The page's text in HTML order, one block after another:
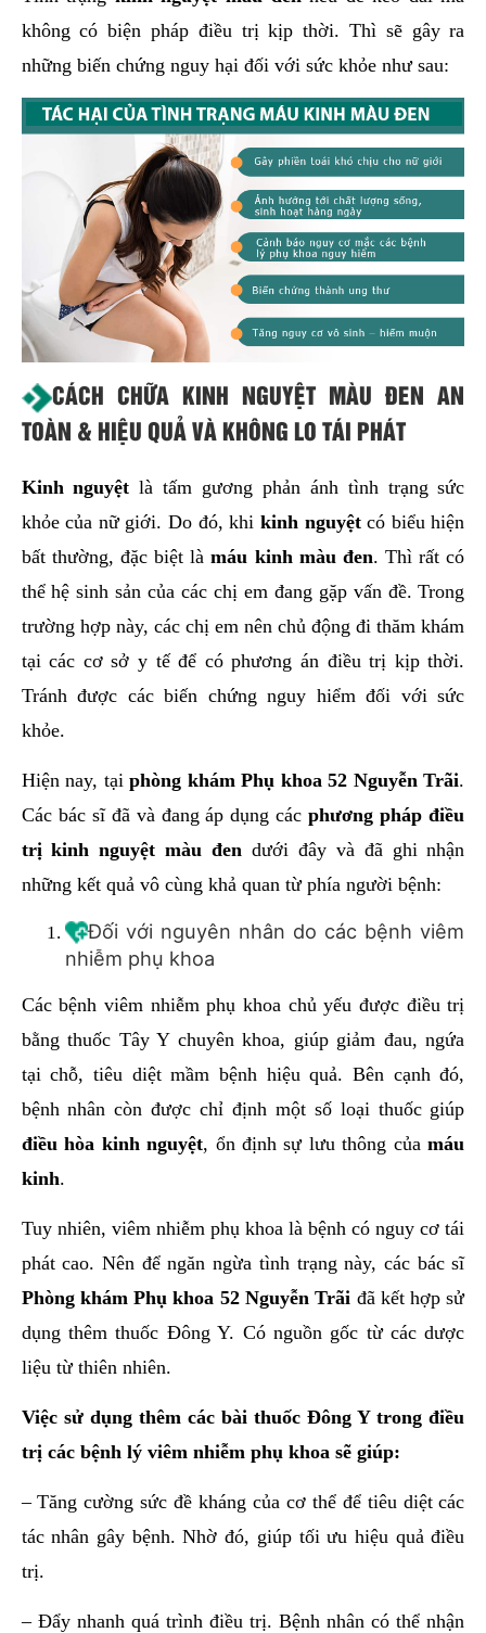
không có biện pháp điều trị kịp thời. Thì sẽ gây ra
những biến chứng nguy hại đối với sức khỏe như sau:
CÁCH CHỮA KINH NGUYỆT MÀU ĐEN AN
TOÀN & HIỆU QUẢ VÀ KHÔNG LO TÁI PHÁT
Kinh nguyệt là tấm gương phản ánh tình trạng sức
khỏe của nữ giới. Do đó, khi kinh nguyệtcó biểu hiện
bất thường, đặc biệt làmáu kinh màu đen. Thì rất có
thể hệ sinh sản của các chị em đang gặp vấn đề. Trong
trường hợp này, các chị em nên chủ động đi thăm khám
tại các cơ sở y tế để có phương án điều trị kịp thời.
Tránh được các biến chứng nguy hiểm đối với sức
khỏe.
Hiện nay, tạiphòng khám Phụ khoa 52 Nguyễn Trãi.
Các bác sĩ đã và đang áp dụng cácphương pháp điều
trị kinh nguyệt màu đen dưới đây và đã ghi nhận
những kết quả vô cùng khả quan từ phía người bệnh:
Đối với nguyên nhân do các bệnh viêm
nhiễm phụ khoa
Các bệnh viêm nhiễm phụ khoa chủ yếu được điều trị
bằng thuốc Tây Y chuyên khoa, giúp giảm đau, ngứa
tại chỗ, tiêu diệt mầm bệnh hiệu quả. Bên cạnh đó,
bệnh nhân còn được chỉ định một số loại thuốc giúp
điều hòa kinh nguyệt, ổn định sự lưu thông củamáu
kinh.
Tuy nhiên, viêm nhiễm phụ khoa là bệnh có nguy cơ tái
phát cao. Nên để ngăn ngừa tình trạng này, các bác sĩ
Phòng khám Phụ khoa 52 Nguyễn Trãi đã kết hợp sử
dụng thêm thuốc Đông Y. Có nguồn gốc từ các dược
liệu từ thiên nhiên.
Việc sử dụng thêm các bài thuốc Đông Y trong điều
trị các bệnh lý viêm nhiễm phụ khoa sẽ giúp:
– Tăng cường sức đề kháng của cơ thể để tiêu diệt các
tác nhân gây bệnh. Nhờ đó, giúp tối ưu hiệu quả điều
trị.
– Đẩy nhanh quá trình điều trị. Bệnh nhân có thể nhận